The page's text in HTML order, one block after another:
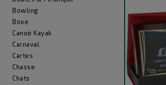
Bowling
Boxe
Canoë Kayak
Carnaval
Cartes
Chasse
Chats